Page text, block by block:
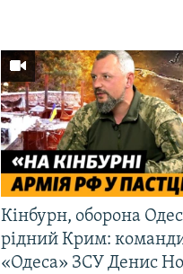
Кінбурн, оборона
рідний Крим:
«Одеса» ЗСУ Денис